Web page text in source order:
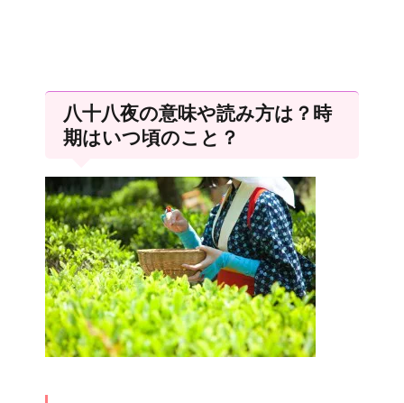
八十八夜の意味や読み方は？時
期はいつ頃のこと？